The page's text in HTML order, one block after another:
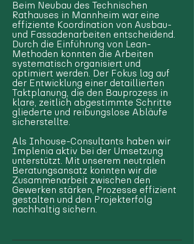
Beim Neubau des Technischen
Rathauses in Mannheim war eine
effiziente Koordination von Ausbau-
und Fassadenarbeiten entscheidend.
Durch die Einführung von Lean-
Methoden konnten die Arbeiten
systematisch organisiert und
optimiert werden. Der Fokus lag auf
der Entwicklung einer detaillierten
Taktplanung, die den Bauprozess in
klare, zeitlich abgestimmte Schritte
gliederte und reibungslose Abläufe
sicherstellte.
Als Inhouse-Consultants haben wir
Implenia aktiv bei der Umsetzung
unterstützt. Mit unserem neutralen
Beratungsansatz konnten wir die
Zusammenarbeit zwischen den
Gewerken stärken, Prozesse effizient
gestalten und den Projekterfolg
nachhaltig sichern.